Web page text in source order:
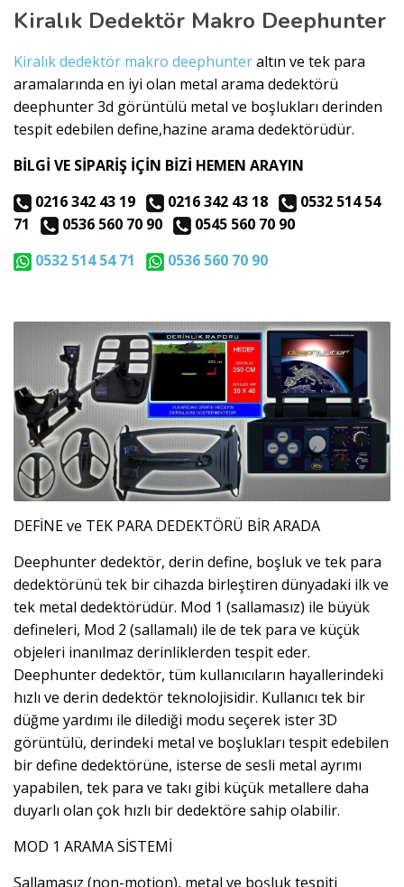
Kiralık Dedektör Makro Deephunter
Kiralık dedektör makro deephunteraltın ve tek para
aramalarında en iyi olan metal arama dedektörü
deephunter 3d görüntülü metal ve boşlukları derinden
tespit edebilen define,hazine arama dedektörüdür.
BİLGİ VE SİPARİŞ İÇİN BİZİ HEMEN ARAYIN
0216 342 43 19
0216 342 43 18
0532 514 54
71
0536 560 70 90
0545 560 70 90
0532 514 54 71
0536 560 70 90
DEFİNE ve TEK PARA DEDEKTÖRÜ BİR ARADA
Deephunter dedektör, derin define, boşluk ve tek para
dedektörünü tek bir cihazda birleştiren dünyadaki ilk ve
tek metal dedektörüdür. Mod 1 (sallamasız) ile büyük
defineleri, Mod 2 (sallamalı) ile de tek para ve küçük
objeleri inanılmaz derinliklerden tespit eder.
Deephunter dedektör, tüm kullanıcıların hayallerindeki
hızlı ve derin dedektör teknolojisidir. Kullanıcı tek bir
düğme yardımı ile dilediği modu seçerek ister 3D
görüntülü, derindeki metal ve boşlukları tespit edebilen
bir define dedektörüne, isterse de sesli metal ayrımı
yapabilen, tek para ve takı gibi küçük metallere daha
duyarlı olan çok hızlı bir dedektöre sahip olabilir.
MOD 1 ARAMA SİSTEMİ
Sallamasız (non-motion), metal ve boşluk tespiti